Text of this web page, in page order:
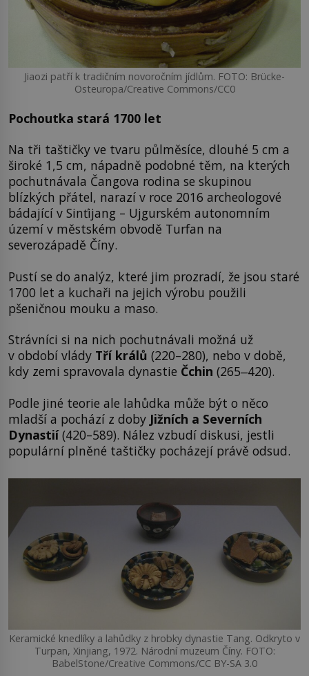
Jiaozi patří k tradičním novoročním jídlům. FOTO: Brücke-
Osteuropa/Creative Commons/CC0
Pochoutka stará 1700 let
Na tři taštičky ve tvaru půlměsíce, dlouhé 5 cm a
široké 1,5 cm, nápadně podobné těm, na kterých
pochutnávala Čangova rodina se skupinou
blízkých přátel, narazí v roce 2016 archeologové
bádající v Sinťijang – Ujgurském autonomním
území v městském obvodě Turfan na
severozápadě Číny.
Pustí se do analýz, které jim prozradí, že jsou staré
1700 let a kuchaři na jejich výrobu použili
pšeničnou mouku a maso.
Strávníci si na nich pochutnávali možná už
v období vlády Tří králů (220–280), nebo v době,
kdy zemi spravovala dynastie Čchin (265‒420).
Podle jiné teorie ale lahůdka může být o něco
mladší a pochází z doby Jižních a Severních
Dynastií(420–589). Nález vzbudí diskusi, jestli
populární plněné taštičky pocházejí právě odsud.
Keramické knedlíky a lahůdky z hrobky dynastie Tang. Odkryto v
Turpan, Xinjiang, 1972. Národní muzeum Číny. FOTO:
BabelStone/Creative Commons/CC BY-SA 3.0